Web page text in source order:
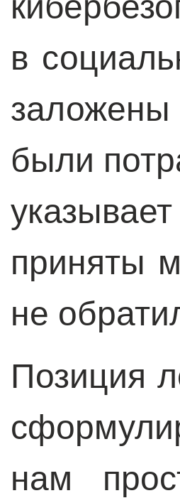
в
были
приняты
не
Позиция
нам